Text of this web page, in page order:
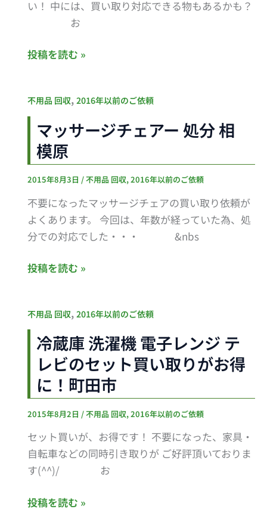
い！ 中には、買い取り対応できる物もあるかも？
お
付
浜
市
投稿を読む »
不用品 回収, 2016年以前のご依頼
マッサージチェアー 処分 相
模原
2015年8月3日 /不用品 回収,2016年以前のご依頼
不要になったマッサージチェアの買い取り依頼が
よくあります。 今回は、年数が経っていた為、処
分での対応でした・・・ &nbs
マ
ッ
ジ
チ
ェ
ア
ー
分
原
投稿を読む »
不用品 回収, 2016年以前のご依頼
冷蔵庫 洗濯機 電子レンジ テ
レビのセット買い取りがお得
に！町田市
2015年8月2日 /不用品 回収, 2016年以前のご依頼
セット買いが、お得です！ 不要になった、家具・
自転車などの同時引き取りが ご好評頂いておりま
す(^^)/ お
冷
蔵
機
電
レ
ン
ジ
テ
投稿を読む »